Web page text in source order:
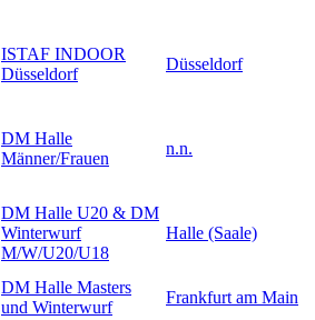
ISTAF INDOOR
Düsseldorf
Düsseldorf
DM Halle
Männer/Frauen
n.n.
DM Halle U20 & DM
Winterwurf
M/W/U20/U18
Halle (Saale)
DM Halle Masters
und Winterwurf
Frankfurt am Main